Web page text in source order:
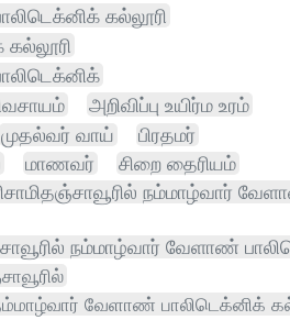
கல்லூரி
அறிவிப்பு உயிர்ம உரம்
முதல்வர் வாய்
பிரதமர்
மாணவர்
சிறை தைரியம்
நம்மாழ்வார்
நம்மாழ்வார் வேளாண்
வேளாண் பாலிடெக்னிக்